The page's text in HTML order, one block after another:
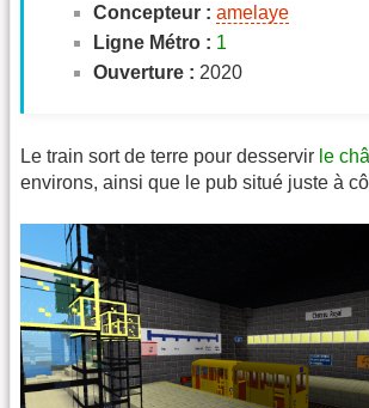
Concepteur : amelaye
Ligne Métro : 1
Ouverture : 2020
Le train sort de terre pour desservir le
environs, ainsi que le pub situé juste à